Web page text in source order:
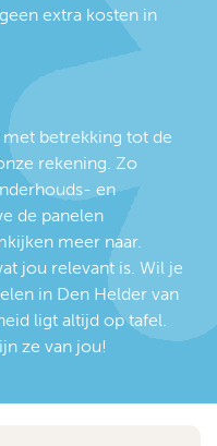
extra kosten in
betrekking tot de
rekening. Zo
en
de panelen
meer naar.
jou relevant is. Wil je
in Den Helder van
ligt altijd op tafel.
ze van jou!